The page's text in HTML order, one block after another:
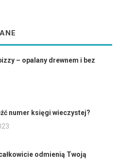
– opalany drewnem i bez
numer księgi wieczystej?
odmienią Twoją